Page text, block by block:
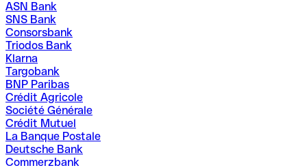
ASN Bank
SNS Bank
Consorsbank
Triodos Bank
Klarna
Targobank
BNP Paribas
Crédit Agricole
Société Générale
Crédit Mutuel
La Banque Postale
Deutsche Bank
Commerzbank